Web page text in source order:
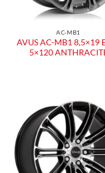
AC-MB1
AVUS AC-MB1 8,5×19
5×120